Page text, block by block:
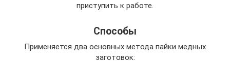
приступить к работе.
Способы
Применяется два основных метода пайки медных
заготовок: